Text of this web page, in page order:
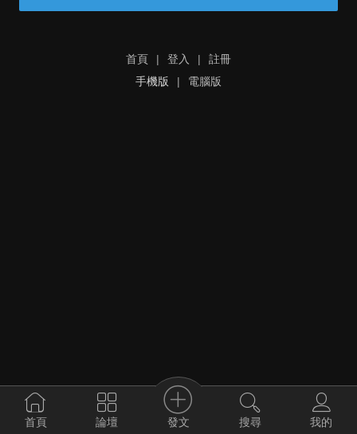
首頁 | 登入 |
註冊
手機版
| 電腦版
首頁 論壇 發文 搜尋 我的